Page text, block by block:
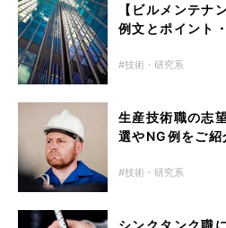
【ビルメンテナ
例文とポイント
技術・研究系
生産技術職の志
選やNG例をご紹
技術・研究系
シンクタンク職